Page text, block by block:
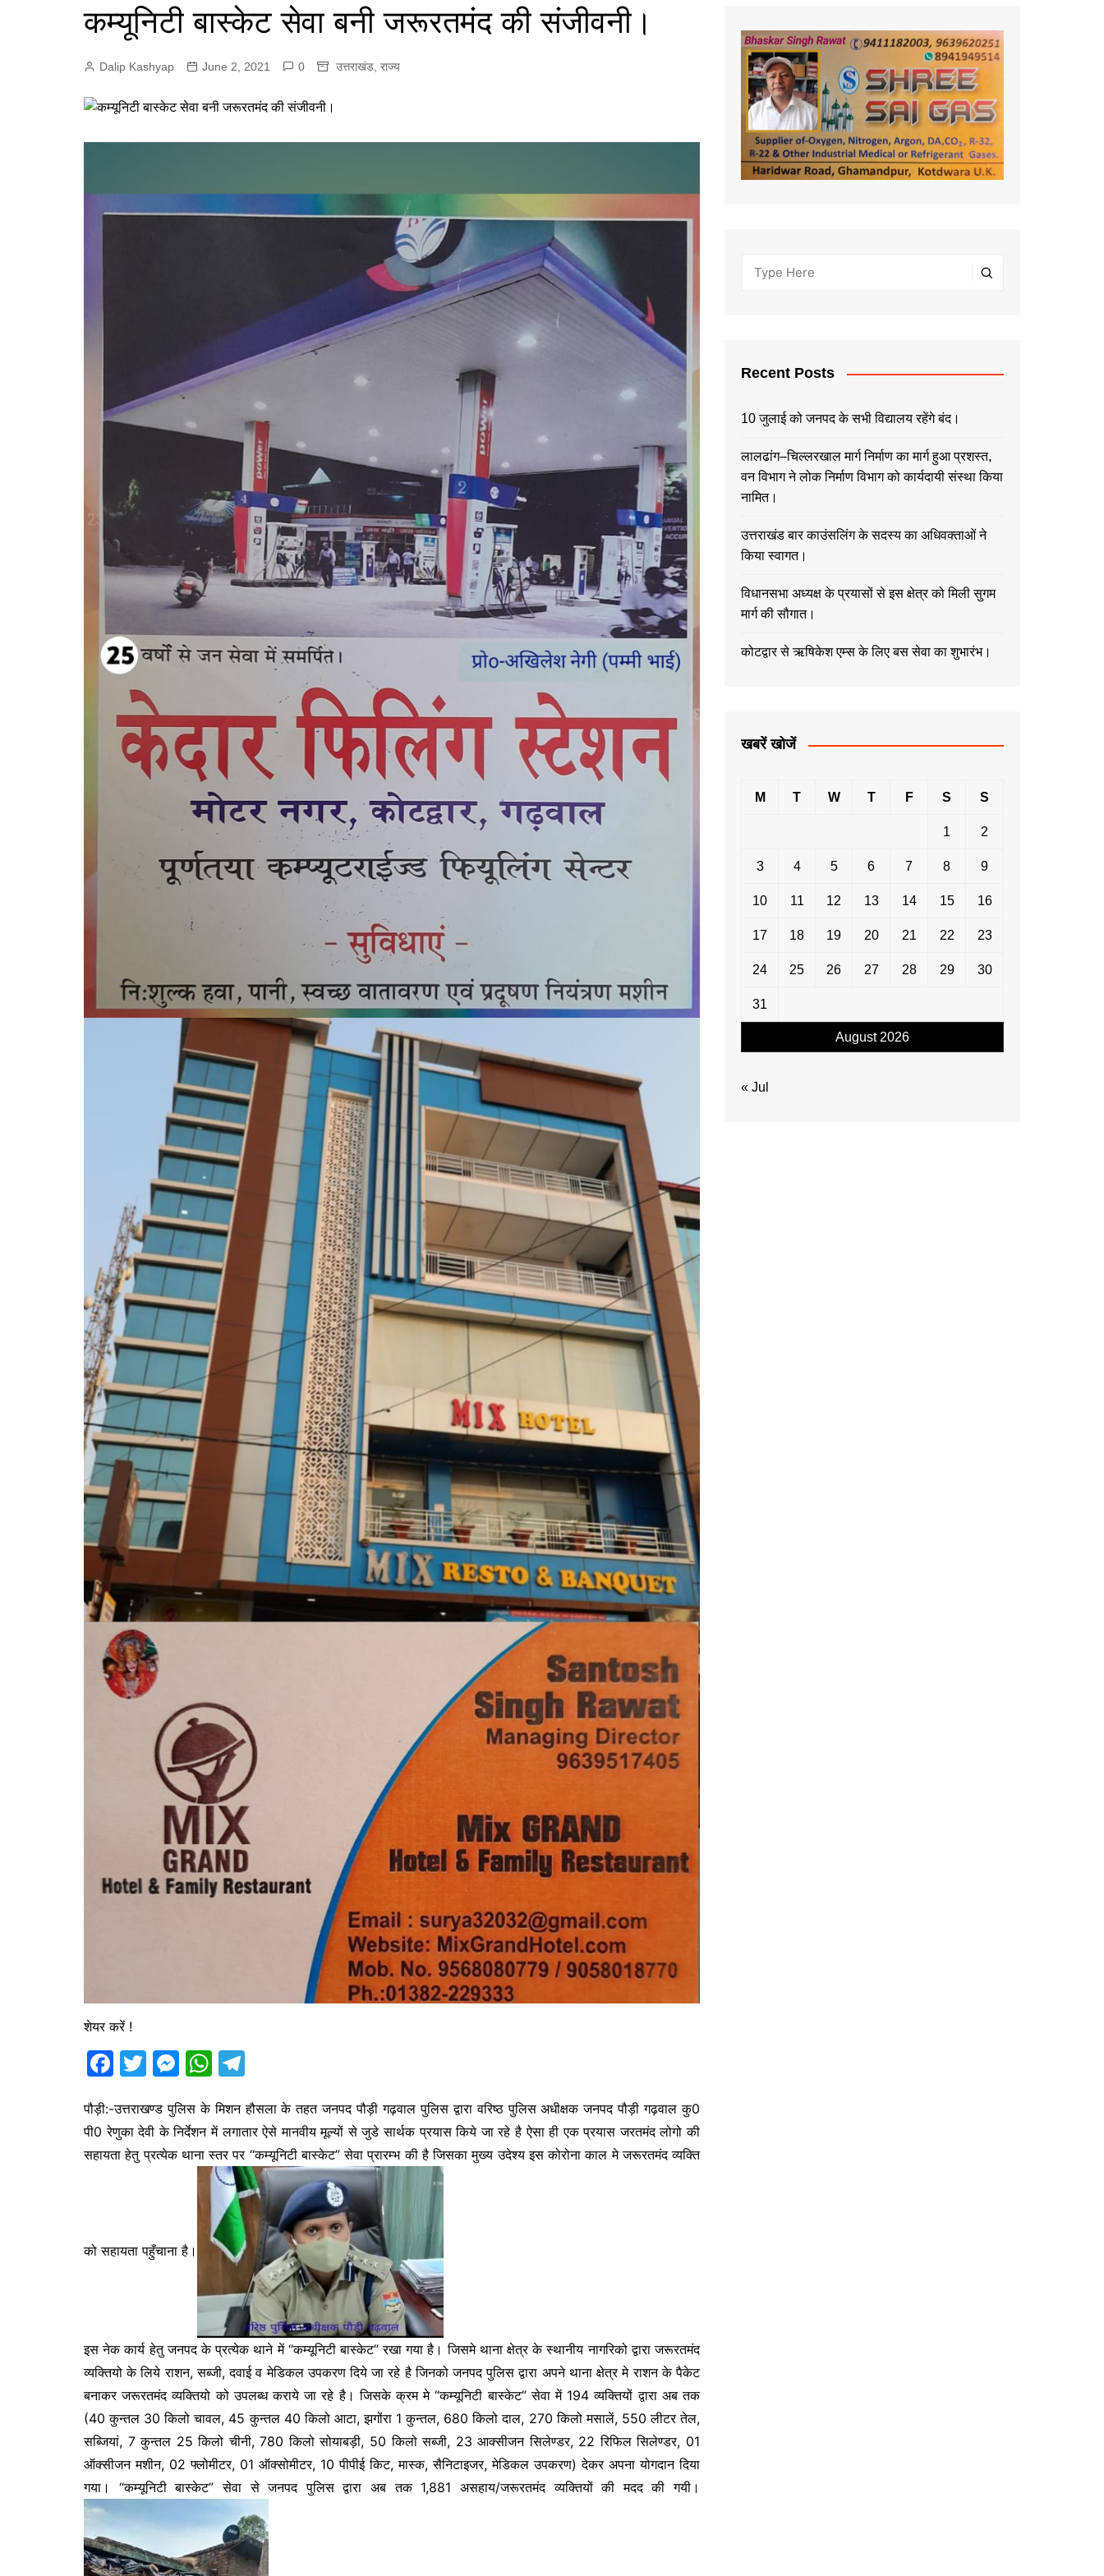
कम्यूनिटी बास्केट सेवा बनी जरूरतमंद की संजीवनी।
Dalip Kashyap June 2, 2021 0 उत्तराखंड राज्य
शेयर करें !
F
c
e
b
k
T
itt
er
M
s
s
e
er
W
at
s
A
p
p
e
gr
a
m
पौड़ी:-उत्तराखण्ड पुलिस के मिशन हौसला के तहत जनपद पौड़ी गढ़वाल पुलिस द्वारा वरिष्ठ पुलिस अधीक्षक जनपद पौड़ी गढ़वाल कु0
पी0 रेणुका देवी के निर्देशन में लगातार ऐसे मानवीय मूल्यों से जुडे सार्थक प्रयास किये जा रहे है ऐसा ही एक प्रयास जरतमंद लोगो की
सहायता हेतु प्रत्येक थाना स्तर पर “कम्यूनिटी बास्केट” सेवा प्रारम्भ की है जिसका मुख्य उदेश्य इस कोरोना काल मे जरूरतमंद व्यक्ति
को सहायता पहुँचाना है।
इस नेक कार्य हेतु जनपद के प्रत्येक थाने में “कम्यूनिटी बास्केट” रखा गया है। जिसमे थाना क्षेत्र के स्थानीय नागरिको द्वारा जरूरतमंद
व्यक्तियो के लिये राशन, सब्जी, दवाई व मेडिकल उपकरण दिये जा रहे है जिनको जनपद पुलिस द्वारा अपने थाना क्षेत्र मे राशन के पैकेट
बनाकर जरूरतमंद व्यक्तियो को उपलब्ध कराये जा रहे है। जिसके क्रम मे “कम्यूनिटी बास्केट” सेवा में 194 व्यक्तियों द्वारा अब तक
(40 कुन्तल 30 किलो चावल, 45 कुन्तल 40 किलो आटा, झगोंरा 1 कुन्तल, 680 किलो दाल, 270 किलो मसालें, 550 लीटर तेल,
सब्जियां, 7 कुन्तल 25 किलो चीनी, 780 किलो सोयाबड़ी, 50 किलो सब्जी, 23 आक्सीजन सिलेण्डर, 22 रिफिल सिलेण्डर, 01
ऑक्सीजन मशीन, 02 फ्लोमीटर, 01 ऑक्सोमीटर, 10 पीपीई किट, मास्क, सैनिटाइजर, मेडिकल उपकरण) देकर अपना योगदान दिया
गया। “कम्यूनिटी बास्केट” सेवा से जनपद पुलिस द्वारा अब तक 1,881 असहाय/जरूरतमंद व्यक्तियों की मदद की गयी।
Recent Posts
10 जुलाई को जनपद के सभी विद्यालय रहेंगे बंद।
लालढांग–चिल्लरखाल मार्ग निर्माण का मार्ग हुआ प्रशस्त,
वन विभाग ने लोक निर्माण विभाग को कार्यदायी संस्था किया
नामित।
उत्तराखंड बार काउंसलिंग के सदस्य का अधिवक्ताओं ने
किया स्वागत।
विधानसभा अध्यक्ष के प्रयासों से इस क्षेत्र को मिली सुगम
मार्ग की सौगात।
कोटद्वार से ऋषिकेश एम्स के लिए बस सेवा का शुभारंभ।
खबरें खोजें
August 2026
M T W T F S S
1 2
3 4 5 6 7 8 9
10 11 12 13 14 15 16
17 18 19 20 21 22 23
24 25 26 27 28 29 30
31
« Jul